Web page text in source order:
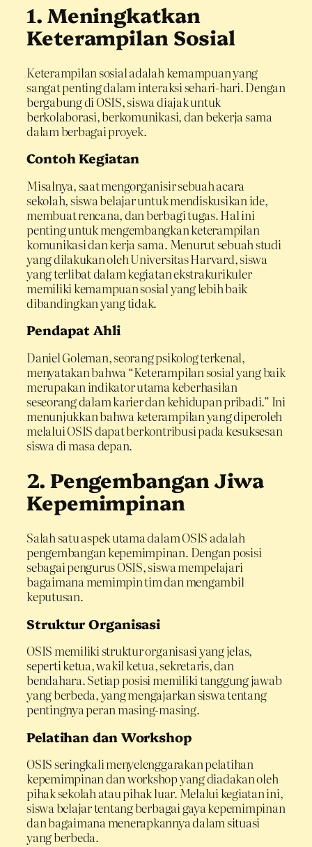
1. Meningkatkan
Keterampilan Sosial
Keterampilan sosial adalah kemampuan yang
sangat penting dalam interaksi sehari-hari. Dengan
bergabung di OSIS, siswa diajak untuk
berkolaborasi, berkomunikasi, dan bekerja sama
dalam berbagai proyek.
Contoh Kegiatan
Misalnya, saat mengorganisir sebuah acara
sekolah, siswa belajar untuk mendiskusikan ide,
membuat rencana, dan berbagi tugas. Hal ini
penting untuk mengembangkan keterampilan
komunikasi dan kerja sama. Menurut sebuah studi
yang dilakukan oleh Universitas Harvard, siswa
yang terlibat dalam kegiatan ekstrakurikuler
memiliki kemampuan sosial yang lebih baik
dibandingkan yang tidak.
Pendapat Ahli
Daniel Goleman, seorang psikolog terkenal,
menyatakan bahwa “Keterampilan sosial yang baik
merupakan indikator utama keberhasilan
seseorang dalam karier dan kehidupan pribadi.” Ini
menunjukkan bahwa keterampilan yang diperoleh
melalui OSIS dapat berkontribusi pada kesuksesan
siswa di masa depan.
2. Pengembangan Jiwa
Kepemimpinan
Salah satu aspek utama dalam OSIS adalah
pengembangan kepemimpinan. Dengan posisi
sebagai pengurus OSIS, siswa mempelajari
bagaimana memimpin tim dan mengambil
keputusan.
Struktur Organisasi
OSIS memiliki struktur organisasi yang jelas,
seperti ketua, wakil ketua, sekretaris, dan
bendahara. Setiap posisi memiliki tanggung jawab
yang berbeda, yang mengajarkan siswa tentang
pentingnya peran masing-masing.
Pelatihan dan Workshop
OSIS seringkali menyelenggarakan pelatihan
kepemimpinan dan workshop yang diadakan oleh
pihak sekolah atau pihak luar. Melalui kegiatan ini,
siswa belajar tentang berbagai gaya kepemimpinan
dan bagaimana menerapkannya dalam situasi
yang berbeda.